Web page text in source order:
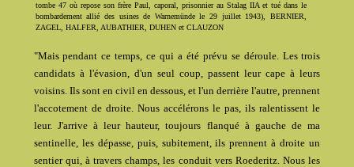
tombe 47 où repose son frère Paul, caporal, prisonnier au Stalag IIA et tué dans le
bombardement allié des usines de Warnemünde le 29 juillet 1943), BERNIER,
ZAGEL, HALFER, AUBATHIER, DUHEN et CLAUZON
"Mais pendant ce temps, ce qui a été prévu se déroule. Les trois
candidats à l'évasion, d'un seul coup, passent leur cape à leurs
voisins. Ils sont en civil en dessous, et l'un derrière l'autre, prennent
l'accotement de droite. Nous accélérons le pas, ils ralentissent le
leur. J'arrive à leur hauteur, toujours flanqué à gauche de ma
sentinelle, les dépasse, puis, subitement, ils prennent à droite un
sentier qui, à travers champs, les conduit vers Roederitz. Nous les